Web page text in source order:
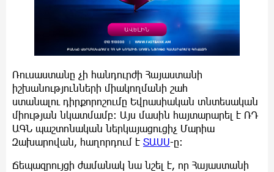
Ռուսաստանը չի հանդուրժի Հայաստանի
իշխանությունների միակողմանի շահ
ստանալու դիրքորոշումը Եվրասիական տնտեսական
միության նկատմամբ: Այս մասին հայտարարել է ՌԴ
ԱԳՆ պաշտոնական ներկայացուցիչ Մարիա
Զախարովան, հաղորդում է ՏԱՍՍ-ը:
Ճեպազրույցի ժամանակ նա նշել է, որ Հայաստանի